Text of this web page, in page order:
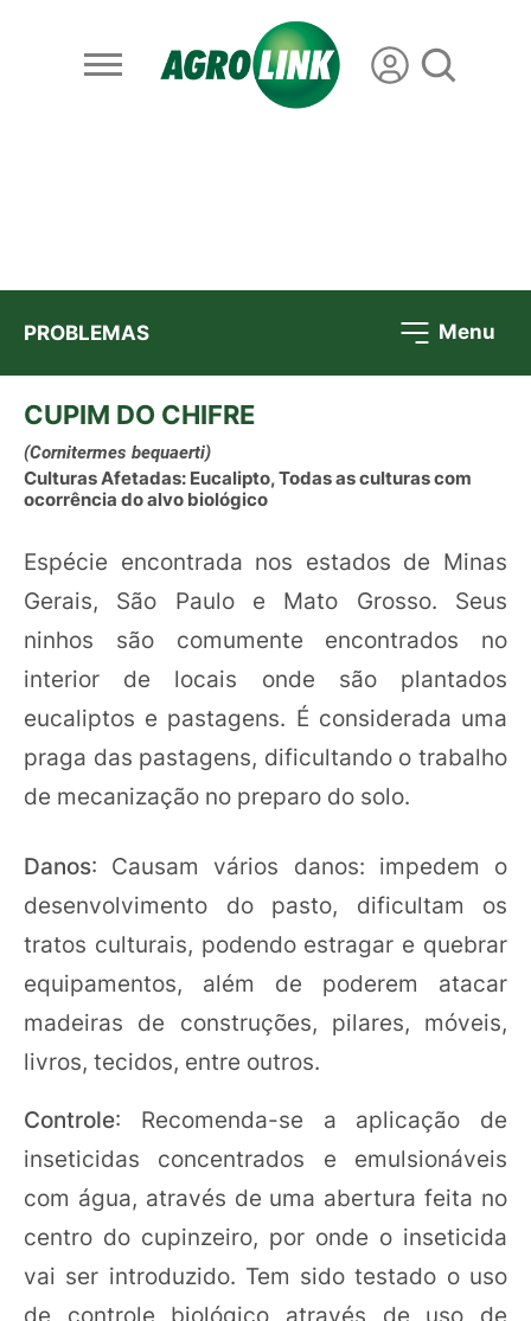
PROBLEMAS Menu
CUPIM DO CHIFRE
(Cornitermes bequaerti)
Culturas Afetadas: Eucalipto, Todas as culturas com
ocorrência do alvo biológico
Espécie encontrada nos estados de Minas
Gerais, São Paulo e Mato Grosso. Seus
ninhos são comumente encontrados no
interior de locais onde são plantados
eucaliptos e pastagens. É considerada uma
praga das pastagens, dificultando o trabalho
de mecanização no preparo do solo.
Danos: Causam vários danos: impedem o
desenvolvimento do pasto, dificultam os
tratos culturais, podendo estragar e quebrar
equipamentos, além de poderem atacar
madeiras de construções, pilares, móveis,
livros, tecidos, entre outros.
Controle: Recomenda-se a aplicação de
inseticidas concentrados e emulsionáveis
com água, através de uma abertura feita no
centro do cupinzeiro, por onde o inseticida
vai ser introduzido. Tem sido testado o uso
de controle biológico através de uso de